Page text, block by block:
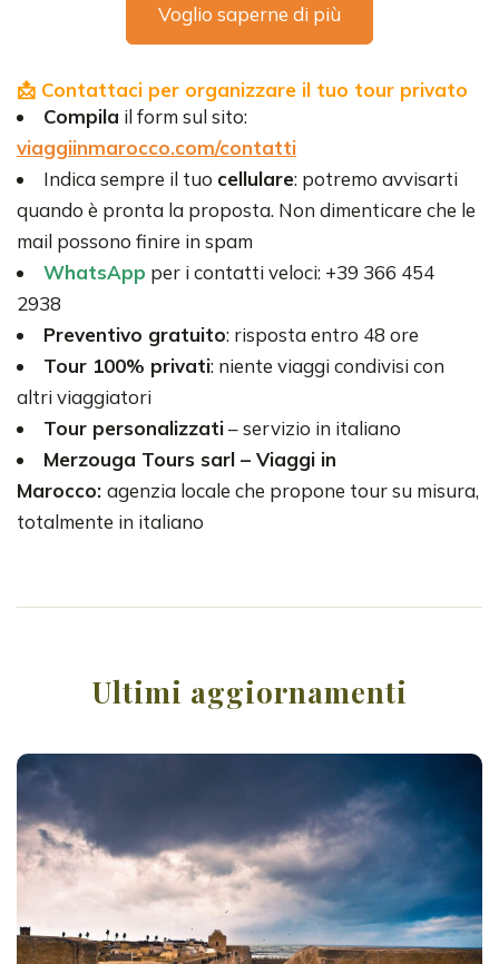
Voglio saperne di più
📩 Contattaci per organizzare il tuo tour privato
Compila il form sul sito:
viaggiinmarocco.com/contatti
Indica sempre il tuo cellulare: potremo avvisarti
quando è pronta la proposta. Non dimenticare che le
mail possono finire in spam
WhatsApp per i contatti veloci: +39 366 454
2938
Preventivo gratuito: risposta entro 48 ore
Tour 100% privati: niente viaggi condivisi con
altri viaggiatori
Tour personalizzati– servizio in italiano
Merzouga Tours sarl – Viaggi in
Marocco: agenzia locale che propone tour su misura,
totalmente in italiano
Ultimi aggiornamenti